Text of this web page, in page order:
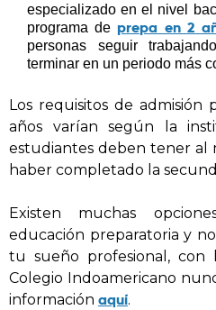
especializado en el nivel
programa deprepa en 2
personas seguir
terminar en un periodo más
Los requisitos de admisión
años varían según la
estudiantes deben tener al
haber completado la
Existen muchas
educación preparatoria y
tu sueño profesional, con
Colegio Indoamericano
información aquí.